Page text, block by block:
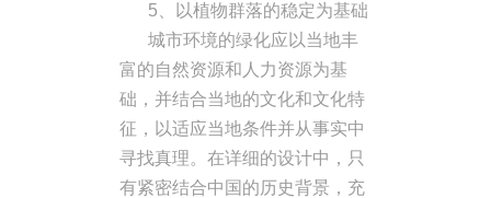
5、以植物群落的稳定为基础
城市环境的绿化应以当地丰
富的自然资源和人力资源为基
础，并结合当地的文化和文化特
征，以适应当地条件并从事实中
寻找真理。在详细的设计中，只
有紧密结合中国的历史背景，充